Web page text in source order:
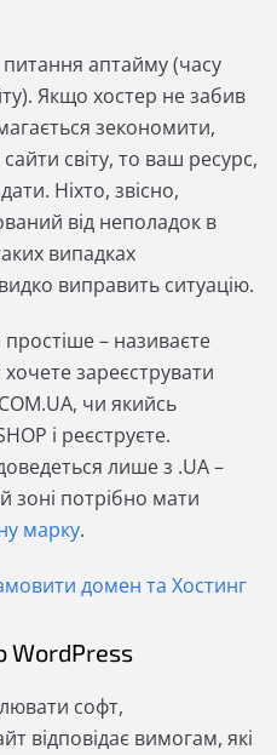
аптайму (часу
Якщо хостер не забив
зекономити,
світу, то ваш ресурс,
Ніхто, звісно,
від неполадок в
випадках
виправить ситуацію.
– називаєте
хочете зареєструвати
чи якийсь
і реєструєте.
лише з .UA –
зоні потрібно мати
марку.
домен та Хостинг
WordPress
софт,
відповідає вимогам, які